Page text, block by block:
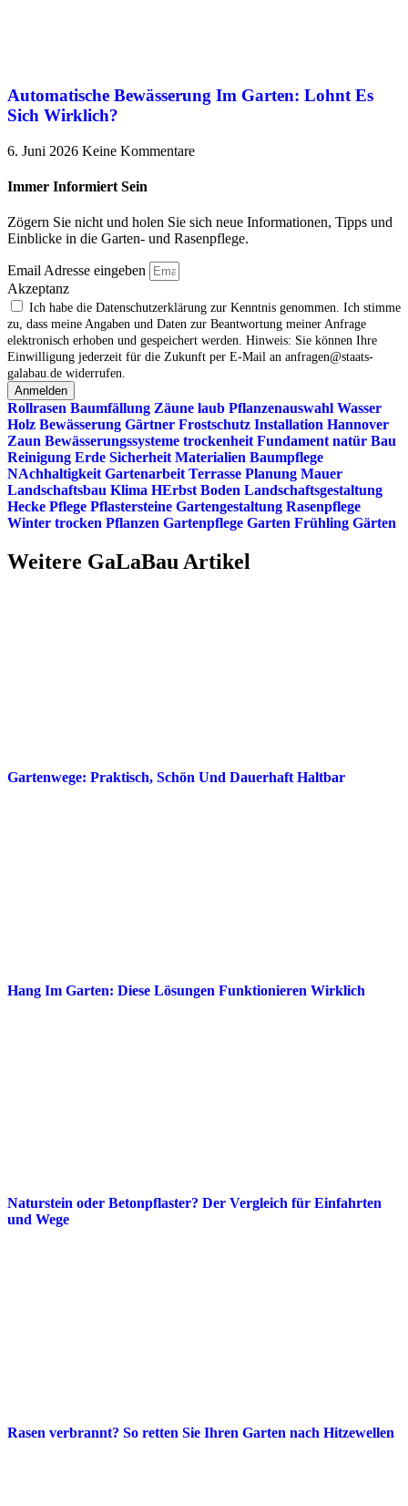
Automatische Bewässerung Im Garten: Lohnt Es
Sich Wirklich?
6. Juni 2026 Keine Kommentare
Immer Informiert Sein
Zögern Sie nicht und holen Sie sich neue Informationen, Tipps und
Einblicke in die Garten- und Rasenpflege.
Email Adresse eingeben
Akzeptanz
Ich habe die Datenschutzerklärung zur Kenntnis genommen. Ich stimme
zu, dass meine Angaben und Daten zur Beantwortung meiner Anfrage
elektronisch erhoben und gespeichert werden. Hinweis: Sie können Ihre
Einwilligung jederzeit für die Zukunft per E‑Mail an anfragen@staats-
galabau.de widerrufen.
Anmelden
Rollrasen Baumfällung Zäune laub Pflanzenauswahl Wasser
Holz Bewässerung Gärtner Frostschutz Installation Hannover
Zaun Bewässerungssysteme trockenheit Fundament natür Bau
Reinigung Erde Sicherheit Materialien Baumpflege
NAchhaltigkeit Gartenarbeit Terrasse Planung Mauer
Landschaftsbau Klima HErbst Boden Landschaftsgestaltung
Hecke Pflege Pflastersteine Gartengestaltung Rasenpflege
Winter trocken Pflanzen Gartenpflege Garten Frühling Gärten
Weitere GaLaBau Artikel
Gartenwege: Praktisch, Schön Und Dauerhaft Haltbar
Hang Im Garten: Diese Lösungen Funktionieren Wirklich
Naturstein oder Betonpflaster? Der Vergleich für Einfahrten
und Wege
Rasen verbrannt? So retten Sie Ihren Garten nach Hitzewellen